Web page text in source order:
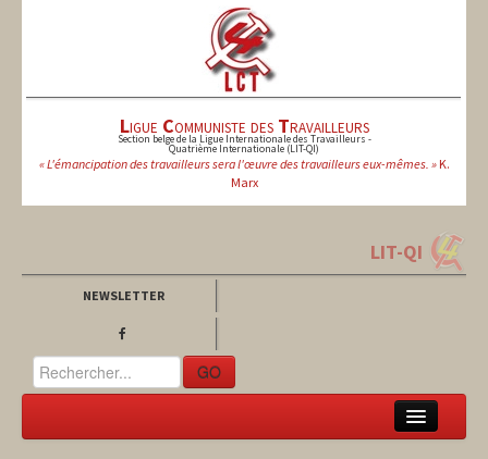
Ligue Communiste des Travailleurs
Section belge de la Ligue Internationale des Travailleurs -
Quatrième Internationale (LIT-QI)
« L'émancipation des travailleurs sera l'œuvre des travailleurs eux-mêmes. »K.
Marx
LIT-QI
NEWSLETTER
GO